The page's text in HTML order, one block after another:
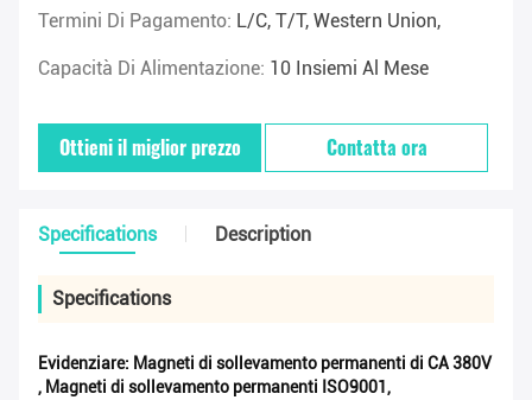
Termini Di Pagamento: L/C, T/T, Western Union,
Capacità Di Alimentazione: 10 Insiemi Al Mese
Ottieni il miglior prezzo Contatta ora
Specifications Description
Specifications
Evidenziare: Magneti di sollevamento permanenti di CA 380V
, Magneti di sollevamento permanenti ISO9001 ,